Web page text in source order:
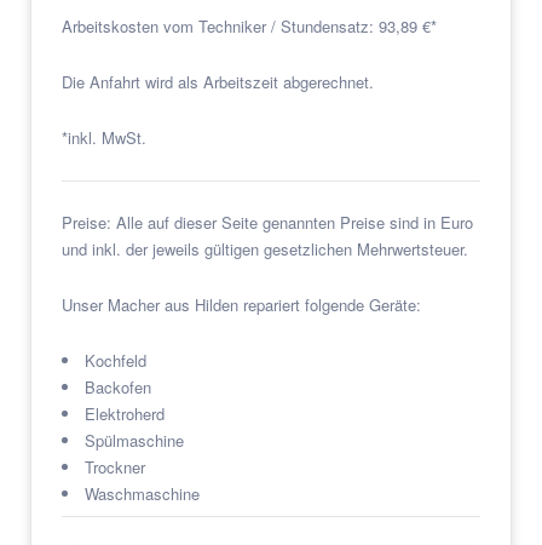
Arbeitskosten vom Techniker / Stundensatz: 93,89 €*
Die Anfahrt wird als Arbeitszeit abgerechnet.
*inkl. MwSt.
Preise: Alle auf dieser Seite genannten Preise sind in Euro
und inkl. der jeweils gültigen gesetzlichen Mehrwertsteuer.
Unser Macher aus Hilden repariert folgende Geräte:
Kochfeld
Backofen
Elektroherd
Spülmaschine
Trockner
Waschmaschine